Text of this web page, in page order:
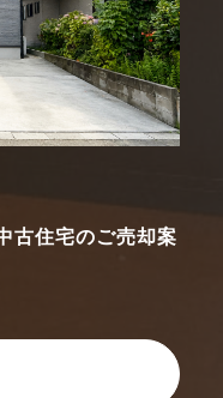
古住宅のご売却案